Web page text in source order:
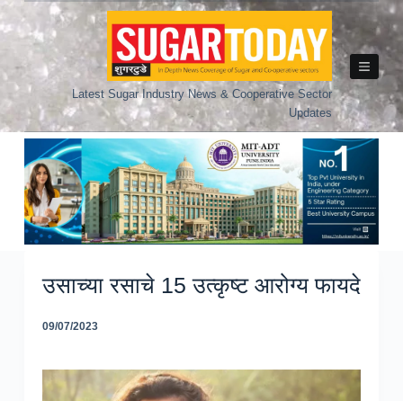
Skip
to
Latest Sugar Industry News & Cooperative Sector
Updates
उसाच्या रसाचे 15 उत्कृष्ट आरोग्य फायदे
09/07/2023